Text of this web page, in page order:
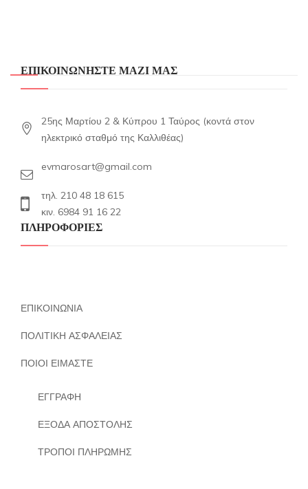
ΕΠΙΚΟΙΝΩΝΗΣΤΕ ΜΑΖΙ ΜΑΣ
25ης Μαρτίου 2 & Κύπρου 1 Ταύρος (κοντά στον
ηλεκτρικό σταθμό της Καλλιθέας)
evmarosart@gmail.com
τηλ. 210 48 18 615
κιν. 6984 91 16 22
ΠΛΗΡΟΦΟΡΙΕΣ
ΕΠΙΚΟΙΝΩΝΙΑ
ΠΟΛΙΤΙΚΗ ΑΣΦΑΛΕΙΑΣ
ΠΟΙΟΙ ΕΙΜΑΣΤΕ
ΕΓΓΡΑΦΗ
ΕΞΟΔΑ ΑΠΟΣΤΟΛΗΣ
ΤΡΟΠΟΙ ΠΛΗΡΩΜΗΣ